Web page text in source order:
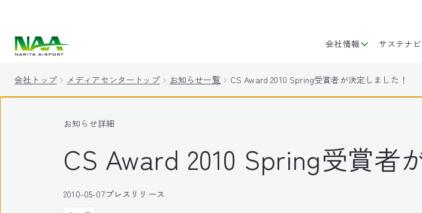
会社情報 サステナ
会社トップ メディアセンタートップ お知らせ一覧 CS Award 2010 Spring受賞者が決定しました！
お知らせ詳細
CS Award 2010 Spring受賞者
2010-05-07プレスリリース